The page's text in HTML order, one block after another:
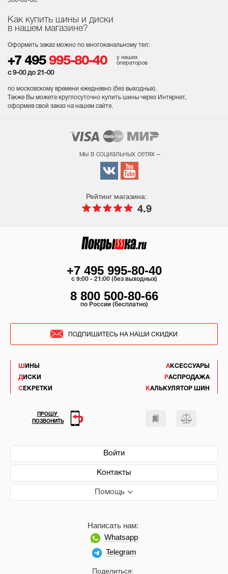
Как купить шины и диски
в нашем магазине?
Оформить заказ можно по многоканальному тел:
+7 495 995-80-40
у наших
операторов
с 9-00 до 21-00
по московскому времени ежедневно (без выходных).
Также Вы можете круглосуточно купить шины через Интернет,
оформив свой заказ на нашем сайте.
мы в социальных сетях –
Рейтинг магазина:
4.9
ШИНЫ
ДИСКИ
СЕКРЕТКИ
АКСЕССУАРЫ
РАСПРОДАЖА
КАЛЬКУЛЯТОР ШИН
Войти
Контакты
Помощь
Поделиться:
Написать нам:
Whatsapp
Telegram
+7 495 995-80-40
c 9:00 - 21:00 (без выходных)
8 800 500-80-66
по России (бесплатно)
ПОДПИШИТЕСЬ НА НАШИ СКИДКИ
ПРОШУ
ПОЗВОНИТЬ